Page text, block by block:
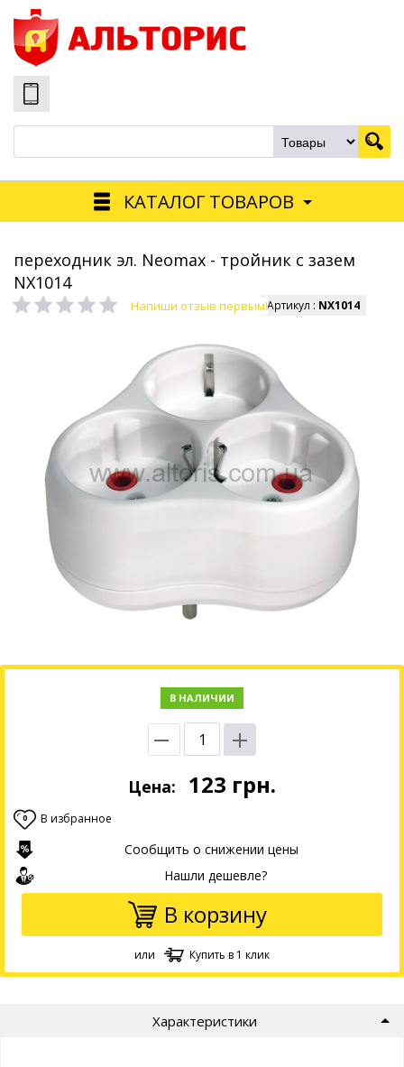
КАТАЛОГ ТОВАРОВ
переходник эл. Neomax - тройник с зазем
NX1014
Напиши отзыв первым!Артикул : NX1014
В НАЛИЧИИ
Цена: 123 грн.
0 В избранное
Сообщить о снижении цены
Нашли дешевле?
В корзину
или Купить в 1 клик
Характеристики